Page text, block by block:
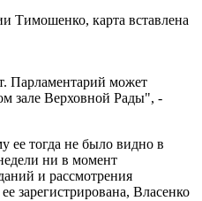
Тимошенко, карта вставлена
Парламентарий может
зале Верховной Рады", -
ее тогда не было видно в
ни в момент
и рассмотрения
зарегистрирована, Власенко